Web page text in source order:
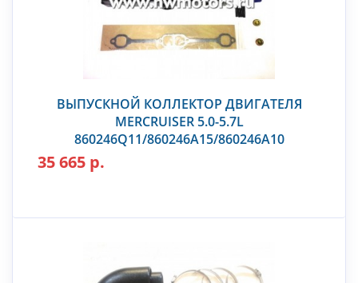
ВЫПУСКНОЙ КОЛЛЕКТОР ДВИГАТЕЛЯ
MERCRUISER 5.0-5.7L
860246Q11/860246A15/860246A10
35 665 р.